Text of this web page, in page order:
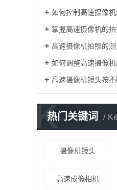
如何控制高速摄像机
掌握高速摄像机的拍摄
高速摄像机拍照的测光
如何调整高速摄像机的
高速摄像机镜头按
热门关键词
K
摄像机镜头
高速成像相机